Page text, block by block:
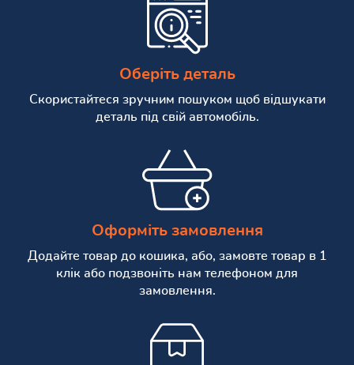
Оберіть деталь
Скористайтеся зручним пошуком щоб відшукати
деталь під свій автомобіль.
Оформіть замовлення
Додайте товар до кошика, або, замовте товар в 1
клік або подзвоніть нам телефоном для
замовлення.